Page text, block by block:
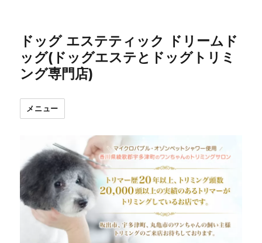
ドッグ エステティック ドリームド
ッグ(ドッグエステとドッグトリミ
ング専門店)
メニュー